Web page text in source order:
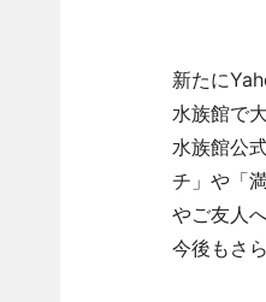
新たに
水族館で
水族館公
チ」や「
やご友人
今後もさ